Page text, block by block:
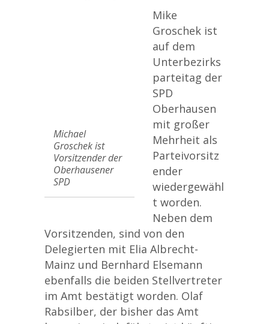
Michael
Groschek ist
Vorsitzender der
Oberhausener
SPD
Mike
Groschek ist
auf dem
Unterbezirks
parteitag der
SPD
Oberhausen
mit großer
Mehrheit als
Parteivorsitz
ender
wiedergewähl
t worden.
Neben dem
Vorsitzenden, sind von den
Delegierten mit Elia Albrecht-
Mainz und Bernhard Elsemann
ebenfalls die beiden Stellvertreter
im Amt bestätigt worden. Olaf
Rabsilber, der bisher das Amt